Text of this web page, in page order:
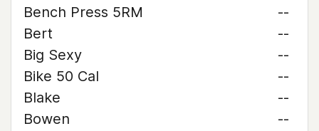
Bench Press 5RM
--
Bert
--
Big Sexy
--
Bike 50 Cal
--
Blake
--
Bowen
--